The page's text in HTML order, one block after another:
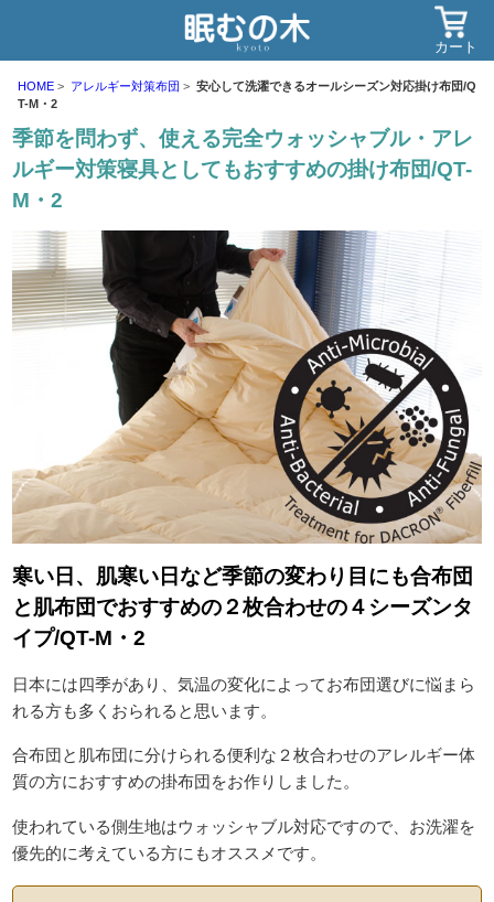
カート
HOME アレルギー対策布団
安心して洗濯できるオールシーズン対応掛け布団/Q
T-M・2
季節を問わず、使える完全ウォッシャブル・アレ
ルギー対策寝具としてもおすすめの掛け布団/QT-
M・2
寒い日、肌寒い日など季節の変わり目にも合布団
と肌布団でおすすめの２枚合わせの４シーズンタ
イプ/QT-M・2
日本には四季があり、気温の変化によってお布団選びに悩まら
れる方も多くおられると思います。
合布団と肌布団に分けられる便利な２枚合わせのアレルギー体
質の方におすすめの掛布団をお作りしました。
使われている側生地はウォッシャブル対応ですので、お洗濯を
優先的に考えている方にもオススメです。